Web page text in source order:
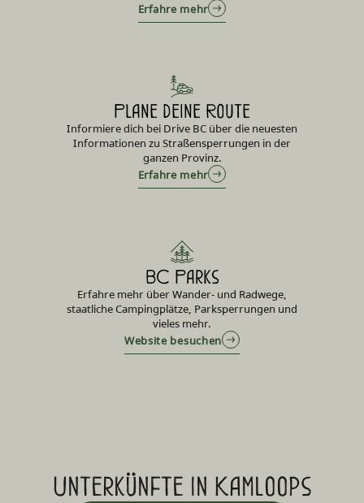
Erfahre mehr
Plane deine Route
Informiere dich bei Drive BC über die neuesten
Informationen zu Straßensperrungen in der
ganzen Provinz.
Erfahre mehr
BC Parks
Erfahre mehr über Wander- und Radwege,
staatliche Campingplätze, Parksperrungen und
vieles mehr.
Website besuchen
Unterkünfte in Kamloops